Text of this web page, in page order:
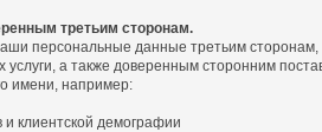
третьим сторонам.
персональные данные третьим
услуги, а также доверенным сторонним
имени, например:
клиентской демографии